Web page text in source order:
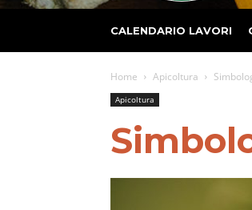
CALENDARIO LAVORI
Home Apicoltura
Apicoltura